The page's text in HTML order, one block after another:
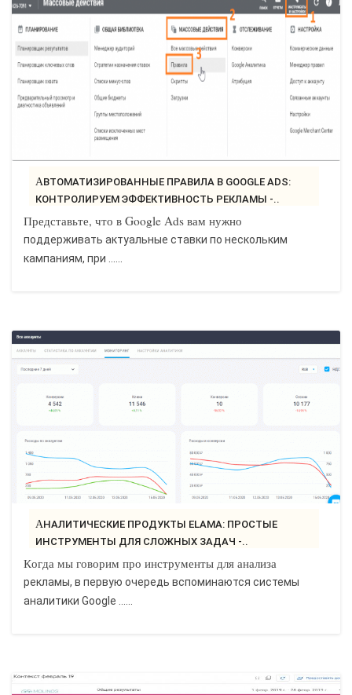
АВТОМАТИЗИРОВАННЫЕ ПРАВИЛА В GOOGLE ADS:
КОНТРОЛИРУЕМ ЭФФЕКТИВНОСТЬ РЕКЛАМЫ -..
Представьте, что в Google Ads вам нужно
поддерживать актуальные ставки по нескольким
кампаниям, при ......
АНАЛИТИЧЕСКИЕ ПРОДУКТЫ ELAMA: ПРОСТЫЕ
ИНСТРУМЕНТЫ ДЛЯ СЛОЖНЫХ ЗАДАЧ -..
Когда мы говорим про инструменты для анализа
рекламы, в первую очередь вспоминаются системы
аналитики Google ......